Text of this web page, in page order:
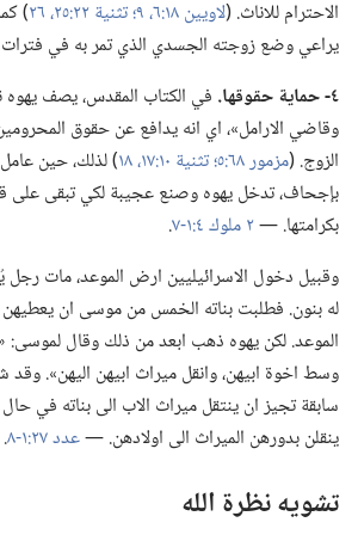
الاحترام للاناث.‏ (‏لاويين ١٨:‏٦،‏ تثنية ٢٢:‏٢٥،‏ ٢٦
‏)‏
يراعي وضع زوجته الجسدي الذي تمر به في
٤-‏ حماية حقوقها.‏
في الكتاب المقدس،‏ يصف يهوه
وقاضي الارامل»،‏ اي انه يدافع عن حقوق
الزوج.‏ (‏مزمور ٦٨:‏٥؛‏ تثنية ١٠:‏١٧،‏ ١٨
‏)‏ لذلك،‏ حين عامل
بإجحاف،‏ تدخل يهوه وصنع عجيبة لكي تبقى على
بكرامتها.‏ —‏٢ ملوك ٤:‏١-‏٧
‏.‏
وقبيل دخول الاسرائيليين ارض الموعد،‏ مات
له بنون.‏ فطلبت بناته الخمس من موسى ان
الموعد.‏ لكن يهوه ذهب ابعد من ذلك وقال
وسط اخوة ابيهن،‏ وانقل ميراث ابيهن اليهن».‏ وقد
سابقة تجيز ان ينتقل ميراث الاب الى بناته في
ينقلن بدورهن الميراث الى اولادهن.‏ —‏عدد ٢٧:‏١-‏٨ ‏.‏
تشويه نظرة الله